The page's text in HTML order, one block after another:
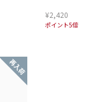
¥2,420
ポイント5倍